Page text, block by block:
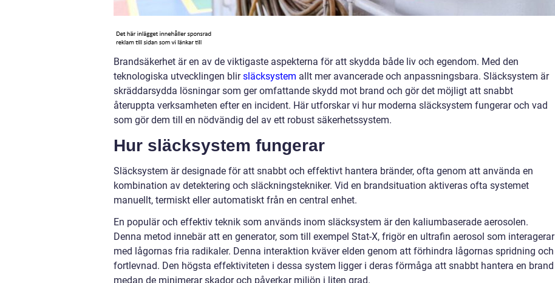
Brandsäkerhet är en av de viktigaste aspekterna för att skydda både liv och egendom. Med den
teknologiska utvecklingen blirsläcksystem allt mer avancerade och anpassningsbara. Släcksystem är
skräddarsydda lösningar som ger omfattande skydd mot brand och gör det möjligt att snabbt
återuppta verksamheten efter en incident. Här utforskar vi hur moderna släcksystem fungerar och vad
som gör dem till en nödvändig del av ett robust säkerhetssystem.
Hur släcksystem fungerar
Släcksystem är designade för att snabbt och effektivt hantera bränder, ofta genom att använda en
kombination av detektering och släckningstekniker. Vid en brandsituation aktiveras ofta systemet
manuellt, termiskt eller automatiskt från en central enhet.
En populär och effektiv teknik som används inom släcksystem är den kaliumbaserade aerosolen.
Denna metod innebär att en generator, som till exempel Stat-X, frigör en ultrafin aerosol som interagerar
med lågornas fria radikaler. Denna interaktion kväver elden genom att förhindra lågornas spridning och
fortlevnad. Den högsta effektiviteten i dessa system ligger i deras förmåga att snabbt hantera en brand
medan de minimerar skador och påverkar miljön i liten grad.